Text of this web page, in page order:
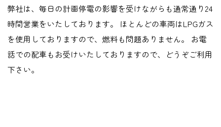
弊社は、毎日の計画停電の影響を受けながらも通常通り24
時間営業をいたしております。 ほとんどの車両はLPGガス
を使用しておりますので、燃料も問題ありません。 お電
話での配車もお受けいたしておりますので、どうぞご利用
下さい。